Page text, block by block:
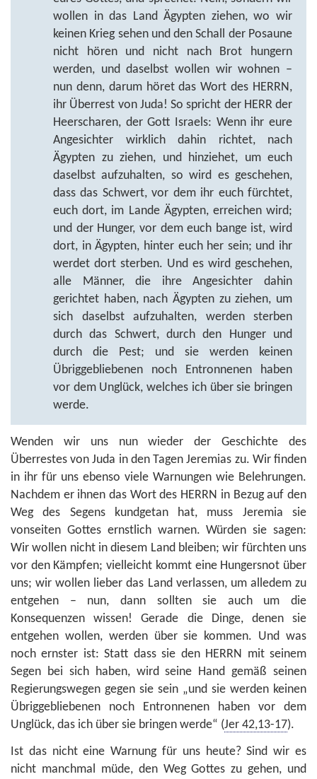
wollen in das Land Ägypten ziehen, wo wir
keinen Krieg sehen und den Schall der Posaune
nicht hören und nicht nach Brot hungern
werden, und daselbst wollen wir wohnen –
nun denn, darum höret das Wort des HERRN,
ihr Überrest von Juda! So spricht der HERR der
Heerscharen, der Gott Israels: Wenn ihr eure
Angesichter wirklich dahin richtet, nach
Ägypten zu ziehen, und hinziehet, um euch
daselbst aufzuhalten, so wird es geschehen,
dass das Schwert, vor dem ihr euch fürchtet,
euch dort, im Lande Ägypten, erreichen wird;
und der Hunger, vor dem euch bange ist, wird
dort, in Ägypten, hinter euch her sein; und ihr
werdet dort sterben. Und es wird geschehen,
alle Männer, die ihre Angesichter dahin
gerichtet haben, nach Ägypten zu ziehen, um
sich daselbst aufzuhalten, werden sterben
durch das Schwert, durch den Hunger und
durch die Pest; und sie werden keinen
Übriggebliebenen noch Entronnenen haben
vor dem Unglück, welches ich über sie bringen
werde.
Wenden wir uns nun wieder der Geschichte des
Überrestes von Juda in den Tagen Jeremias zu. Wir finden
in ihr für uns ebenso viele Warnungen wie Belehrungen.
Nachdem er ihnen das Wort des HERRN in Bezug auf den
Weg des Segens kundgetan hat, muss Jeremia sie
vonseiten Gottes ernstlich warnen. Würden sie sagen:
Wir wollen nicht in diesem Land bleiben; wir fürchten uns
vor den Kämpfen; vielleicht kommt eine Hungersnot über
uns; wir wollen lieber das Land verlassen, um alledem zu
entgehen – nun, dann sollten sie auch um die
Konsequenzen wissen! Gerade die Dinge, denen sie
entgehen wollen, werden über sie kommen. Und was
noch ernster ist: Statt dass sie den HERRN mit seinem
Segen bei sich haben, wird seine Hand gemäß seinen
Regierungswegen gegen sie sein „und sie werden keinen
Übriggebliebenen noch Entronnenen haben vor dem
Unglück, das ich über sie bringen werde“ (Jer 42,13-17).
Ist das nicht eine Warnung für uns heute? Sind wir es
nicht manchmal müde, den Weg Gottes zu gehen, und